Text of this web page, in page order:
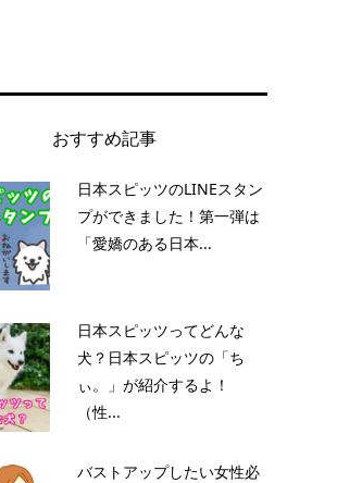
おすすめ記事
日本スピッツのLINEスタン
プができました！第一弾は
「愛嬌のある日本...
日本スピッツってどんな
犬？日本スピッツの「ち
ぃ。」が紹介するよ！
（性...
バストアップしたい女性必